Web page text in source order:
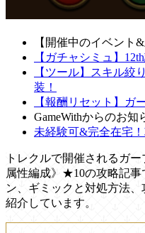
【開催中のイベント
【ガチャシミュ】
【ツール】スキル絞
装！
【報酬リセット】ガ
GameWithからのお知
未経験可&完全在宅
トレクルで開催されるガ
属性編成》★10の攻略記事
ン、ギミックと対処方法
紹介しています。